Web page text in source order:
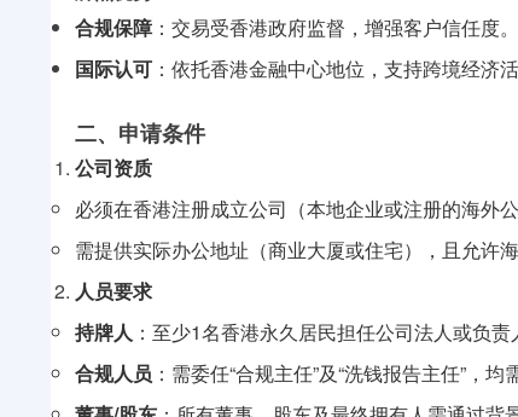
合规保障 ：交易受香港政府监督，增强客户信任度。
国际认可 ：依托香港金融中心地位，支持跨境经济
二、申请条件
公司资质
必须在香港注册成立公司（本地企业或注册的海外
需提供实际办公地址（商业大厦或住宅），且允许
人员要求
持牌人 ：至少1名香港永久居民担任公司法人或负责
合规人员 ：需委任“合规主任”及“洗钱报告主任”，